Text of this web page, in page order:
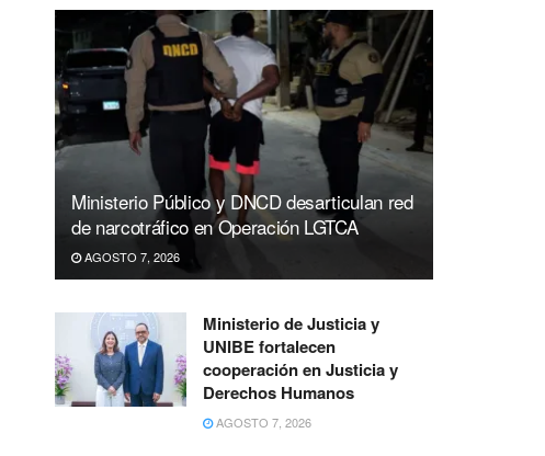
Ministerio Público y DNCD desarticulan red
de narcotráfico en Operación LGTCA
AGOSTO 7, 2026
Ministerio de Justicia y
UNIBE fortalecen
cooperación en Justicia y
Derechos Humanos
AGOSTO 7, 2026